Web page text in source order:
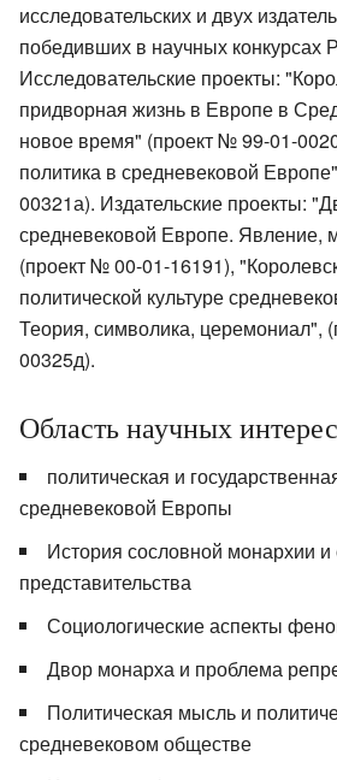
исследовательских и двух
победивших в научных конкурсах
Исследовательские проекты:
придворная жизнь в Европе в
новое время" (проект № 99-01-
политика в средневековой
00321а). Издательские проекты:
средневековой Европе. Явление,
(проект № 00-01-16191),
политической культуре
Теория, символика, церемониал",
00325д).
Область научных
политическая и
средневековой Европы
История сословной монархии и
представительства
Социологические аспекты
Двор монарха и проблема
Политическая мысль и
средневековом обществе